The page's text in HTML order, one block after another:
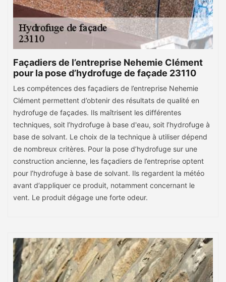
Façadiers de l’entreprise Nehemie Clément
pour la pose d’hydrofuge de façade 23110
Les compétences des façadiers de l’entreprise Nehemie
Clément permettent d’obtenir des résultats de qualité en
hydrofuge de façades. Ils maîtrisent les différentes
techniques, soit l’hydrofuge à base d'eau, soit l’hydrofuge à
base de solvant. Le choix de la technique à utiliser dépend
de nombreux critères. Pour la pose d’hydrofuge sur une
construction ancienne, les façadiers de l’entreprise optent
pour l’hydrofuge à base de solvant. Ils regardent la météo
avant d’appliquer ce produit, notamment concernant le
vent. Le produit dégage une forte odeur.